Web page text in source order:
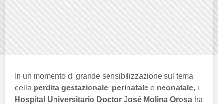
In un momento di grande sensibilizzazione sul tema
della perdita gestazionale, perinatale e neonatale, il
Hospital Universitario Doctor José Molina Orosa ha